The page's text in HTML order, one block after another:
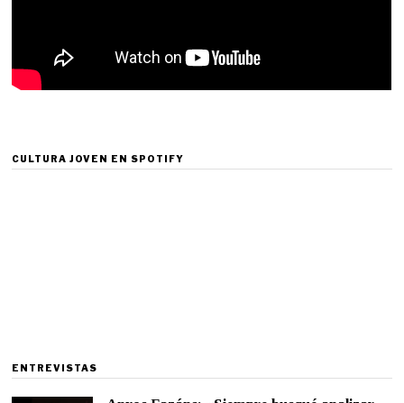
CULTURA JOVEN EN SPOTIFY
ENTREVISTAS